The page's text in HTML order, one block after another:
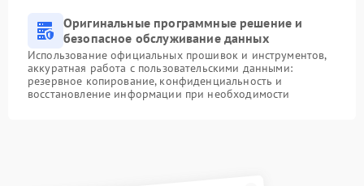
Оригинальные программные решение и
безопасное обслуживание данных
Использование официальных прошивок и инструментов,
аккуратная работа с пользовательскими данными:
резервное копирование, конфиденциальность и
восстановление информации при необходимости